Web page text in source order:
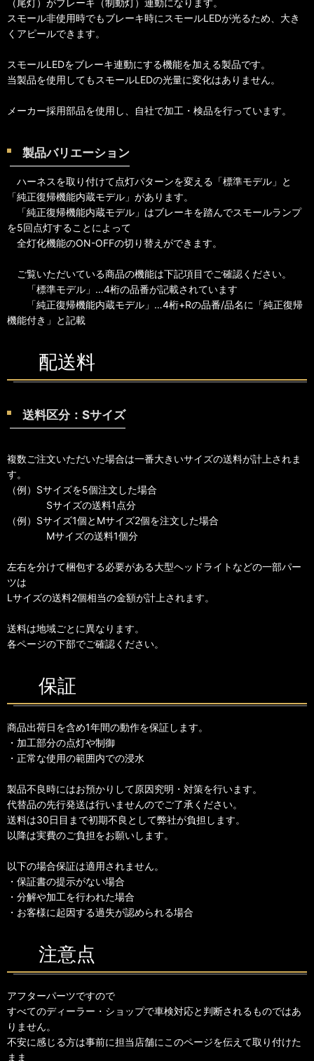
スモール非使用時でもブレーキ時にスモールLEDが光るため、大き
くアピールできます。
スモールLEDをブレーキ連動にする機能を加える製品です。
当製品を使用してもスモールLEDの光量に変化はありません。
メーカー採用部品を使用し、自社で加工・検品を行っています。
製品バリエーション
ハーネスを取り付けて点灯パターンを変える「標準モデル」と
「純正復帰機能内蔵モデル」があります。
「純正復帰機能内蔵モデル」はブレーキを踏んでスモールランプ
を5回点灯することによって
全灯化機能のON-OFFの切り替えができます。
ご覧いただいている商品の機能は下記項目でご確認ください。
「標準モデル」…4桁の品番が記載されています
「純正復帰機能内蔵モデル」…4桁+Rの品番/品名に「純正復帰
機能付き」と記載
配送料
送料区分：Sサイズ
複数ご注文いただいた場合は一番大きいサイズの送料が計上されま
す。
（例）Sサイズを5個注文した場合
Sサイズの送料1点分
（例）Sサイズ1個とMサイズ2個を注文した場合
Mサイズの送料1個分
左右を分けて梱包する必要がある大型ヘッドライトなどの一部パー
ツは
Lサイズの送料2個相当の金額が計上されます。
送料は地域ごとに異なります。
各ページの下部でご確認ください。
保証
商品出荷日を含め1年間の動作を保証します。
・加工部分の点灯や制御
・正常な使用の範囲内での浸水
製品不良時にはお預かりして原因究明・対策を行います。
代替品の先行発送は行いませんのでご了承ください。
送料は30日目まで初期不良として弊社が負担します。
以降は実費のご負担をお願いします。
以下の場合保証は適用されません。
・保証書の提示がない場合
・分解や加工を行われた場合
・お客様に起因する過失が認められる場合
注意点
アフターパーツですので
すべてのディーラー・ショップで車検対応と判断されるものではあ
りません。
不安に感じる方は事前に担当店舗にこのページを伝えて取り付けた
まま